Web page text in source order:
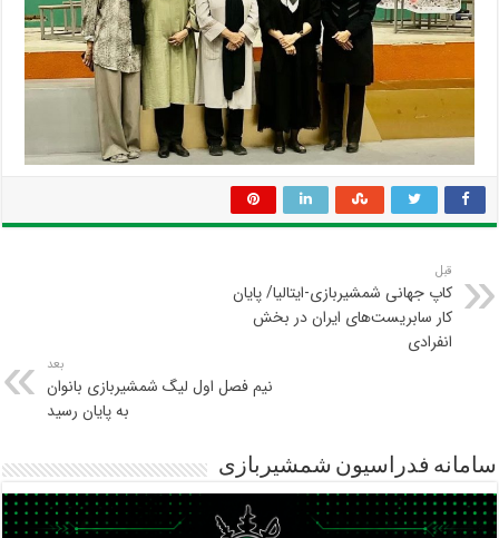
قبل
کاپ جهانی شمشیربازی-ایتالیا/ پایان
کار سابریست‌های ایران در بخش
انفرادی
بعد
نیم فصل اول لیگ شمشیربازی بانوان
به پایان رسید
سامانه فدراسیون شمشیربازی